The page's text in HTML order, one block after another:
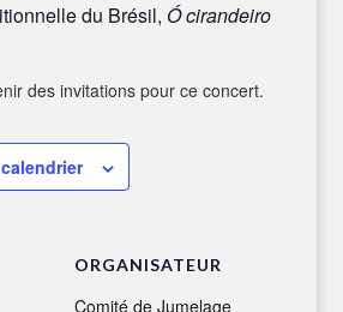
du Brésil, Ó cirandeiro
des invitations pour ce concert.
ORGANISATEUR
Comité de Jumelage